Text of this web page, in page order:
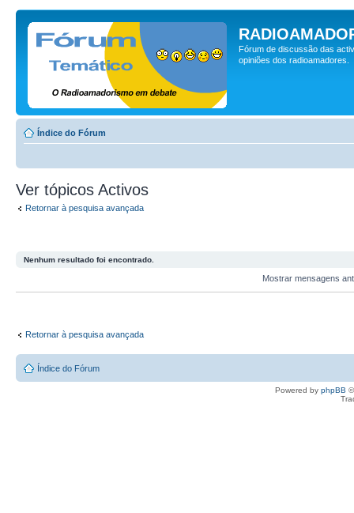
Fórum de discussão das
opiniões dos radioamadores.
Índice do Fórum
Ver tópicos Activos
Retornar à pesquisa avançada
Nenhum resultado foi encontrado.
Mostrar mensagens
Retornar à pesquisa avançada
Índice do Fórum
Powered by phpBB